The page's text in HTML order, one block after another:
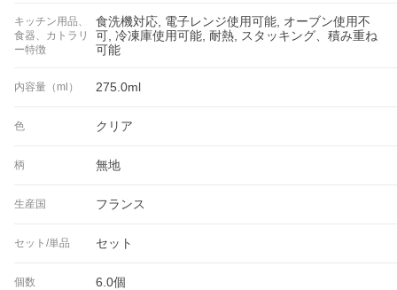
キッチン用品、
食器、カトラリ
ー特徴
食洗機対応, 電子レンジ使用可能, オーブン使用不
可, 冷凍庫使用可能, 耐熱, スタッキング、積み重ね
可能
内容量（ml） 275.0ml
色 クリア
柄 無地
生産国 フランス
セット/単品 セット
個数 6.0個